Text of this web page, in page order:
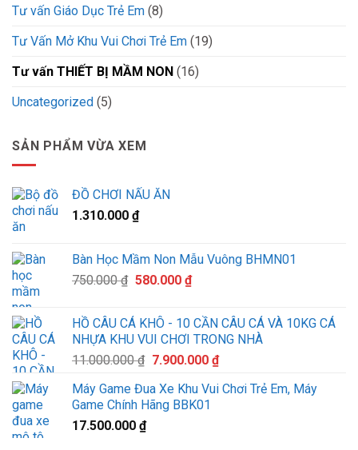
Tư vấn Giáo Dục Trẻ Em (8)
Tư Vấn Mở Khu Vui Chơi Trẻ Em (19)
Tư vấn THIẾT BỊ MẦM NON (16)
Uncategorized (5)
SẢN PHẨM VỪA XEM
ĐỒ CHƠI NẤU ĂN
1.310.000 ₫
Bàn Học Mầm Non Mẫu Vuông BHMN01
750.000₫ Giá
là:
750.000 ₫.
580.000 ₫Giá
tại
là:
580.000 ₫.
HỒ CÂU CÁ KHÔ - 10 CẦN CÂU CÁ VÀ 10KG CÁ
NHỰA KHU VUI CHƠI TRONG NHÀ
11.000.000₫ Giá
là:
11.000.000 ₫.
7.900.000 ₫Giá
tại
Máy Game Đua Xe Khu Vui Chơi Trẻ Em, Máy
Game Chính Hãng BBK01
17.500.000 ₫